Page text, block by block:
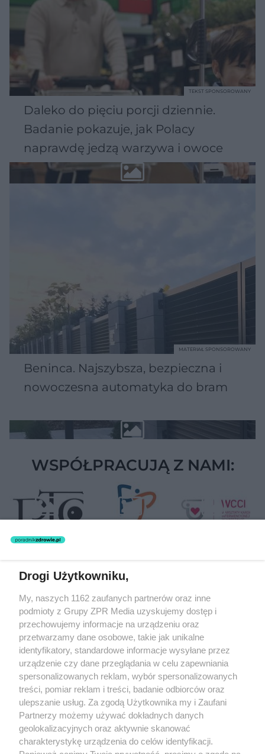
Daleko do pięciu porcji dziennie.
Badanie pokazuje, jak Polacy
naprawdę jedzą warzywa i owoce
TEKST SPONSOROWANY
Beninca. Najszybsza, bezpieczna i
nowoczesna automatyka do bram
MATERIAŁ SPONSOROWANY
WSPÓŁPRACUJĄ Z NAMI:
rozpowszechniany lub dalej rozpowszechniany w jakikolwiek sposób
(w tym także elektroniczny lub mechaniczny) na jakimkolwiek polu
eksploatacji w jakiejkolwiek formie, włącznie z umieszczaniem w
Internecie bez pisemnej zgody właściciela praw. Jakiekolwiek użycie
lub wykorzystanie utworów w całości lub w części z naruszeniem
prawa, tzn. bez właściwej zgody, jest zabronione pod groźbą kary i
może być ścigane prawnie.
O nas
Drogi Użytkowniku,
My, naszych 1162 zaufanych partnerów oraz inne
podmioty z Grupy ZPR Media uzyskujemy dostęp i
przechowujemy informacje na urządzeniu oraz
przetwarzamy dane osobowe, takie jak unikalne
identyfikatory, standardowe informacje wysyłane przez
urządzenie czy dane przeglądania w celu zapewniania
spersonalizowanych reklam, wybór spersonalizowanych
treści, pomiar reklam i treści, badanie odbiorców oraz
ulepszanie usług. Za zgodą Użytkownika my i Zaufani
Partnerzy możemy używać dokładnych danych
geolokalizacyjnych oraz aktywnie skanować
charakterystykę urządzenia do celów identyfikacji.